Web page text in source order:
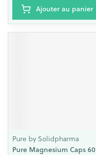
Ajouter au panier
Pure by Solidpharma
Pure Magnesium Caps 60